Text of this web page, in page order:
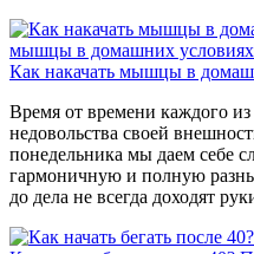
мышцы в домашних
Как накачать мышцы в
Время от времени каждого из
недовольства своей
понедельника мы даем себе
гармоничную и полную
до дела не всегда доходят